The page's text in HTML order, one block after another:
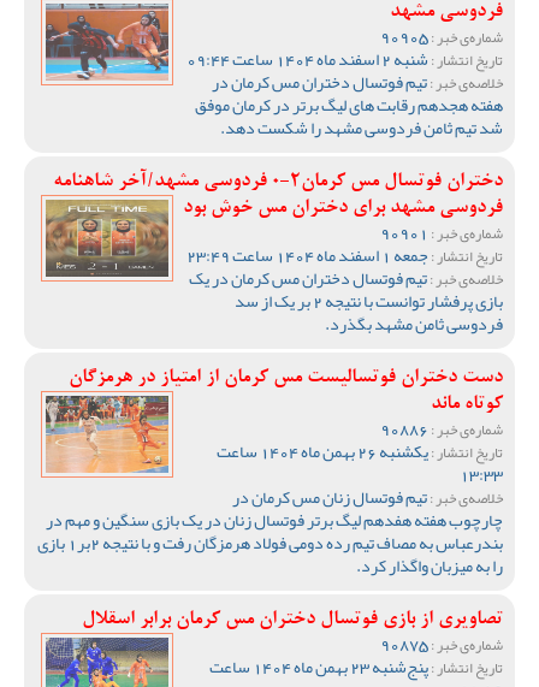
فردوسی مشهد
شماره‌ی خبر :
تاریخ انتشار :شنبه 2 اسفند ماه 1404 ساعت 09:44
خلاصه‌ی خبر :تیم فوتسال دختران مس کرمان در
هفته هجدهم رقابت های لیگ برتر در کرمان موفق
شد تیم ثامن فردوسی مشهد را شکست دهد.
دختران فوتسال مس کرمان2-0 فردوسی مشهد/آخر شاهنامه
فردوسی مشهد برای دختران مس خوش بود
شماره‌ی خبر :
تاریخ انتشار :جمعه 1 اسفند ماه 1404 ساعت 23:49
خلاصه‌ی خبر :تیم فوتسال دختران مس کرمان در یک
بازی پرفشار توانست با نتیجه 2 بر یک از سد
فردوسی ثامن مشهد بگذرد.
دست دختران فوتسالیست مس کرمان از امتیاز در هرمزگان
کوتاه ماند
شماره‌ی خبر :
تاریخ انتشار : یکشنبه 26 بهمن ماه 1404 ساعت
13:33
خلاصه‌ی خبر :تیم فوتسال زنان مس کرمان در
چارچوب هفته هفدهم لیگ برتر فوتسال زنان در یک بازی سنگین و مهم در
بندرعباس به مصاف تیم رده دومی فولاد هرمزگان رفت و با نتیجه 2بر1 بازی
را به میزبان واگذار کرد.
تصاویری از بازی فوتسال دختران مس کرمان برابر اسقلال
شماره‌ی خبر :
تاریخ انتشار : پنج‌شنبه 23 بهمن ماه 1404 ساعت